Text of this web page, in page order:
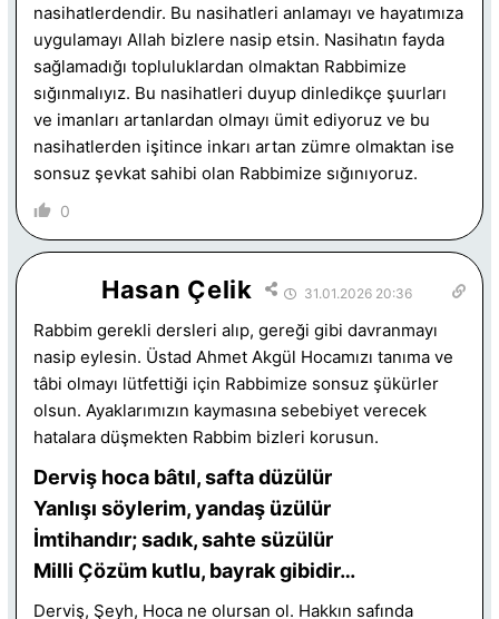
nasihatlerdendir. Bu nasihatleri anlamayı ve hayatımıza
uygulamayı Allah bizlere nasip etsin. Nasihatın fayda
sağlamadığı topluluklardan olmaktan Rabbimize
sığınmalıyız. Bu nasihatleri duyup dinledikçe şuurları
ve imanları artanlardan olmayı ümit ediyoruz ve bu
nasihatlerden işitince inkarı artan zümre olmaktan ise
sonsuz şevkat sahibi olan Rabbimize sığınıyoruz.
0
Hasan Çelik 31.01.2026 20:36
Rabbim gerekli dersleri alıp, gereği gibi davranmayı
nasip eylesin. Üstad Ahmet Akgül Hocamızı tanıma ve
tâbi olmayı lütfettiği için Rabbimize sonsuz şükürler
olsun. Ayaklarımızın kaymasına sebebiyet verecek
hatalara düşmekten Rabbim bizleri korusun.
Derviş hoca bâtıl, safta düzülür
Yanlışı söylerim, yandaş üzülür
İmtihandır; sadık, sahte süzülür
Milli Çözüm kutlu, bayrak gibidir…
Derviş, Şeyh, Hoca ne olursan ol. Hakkın safında